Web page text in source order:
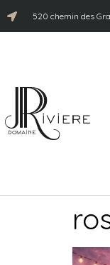
520 chemin des